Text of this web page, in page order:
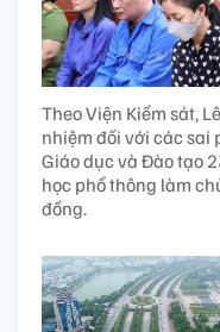
Theo Viện Kiểm sát,
nhiệm đối với các sai
Giáo dục và Đào tạo
học phổ thông làm
đồng.